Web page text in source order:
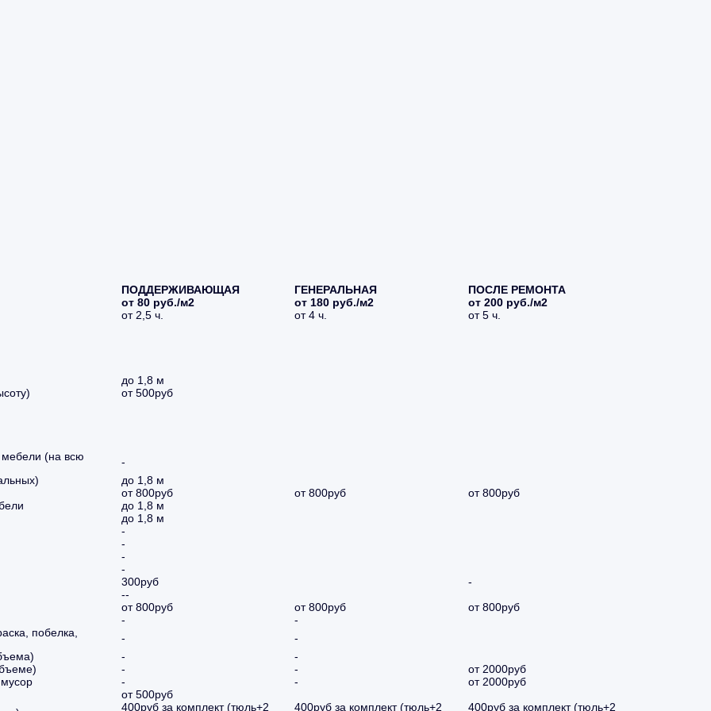
ПОДДЕРЖИВАЮЩАЯ ГЕНЕРАЛЬНАЯ
ПОСЛЕ РЕМОНТА
от 80 руб./м2 от 180 руб./м2
от 200 руб./м2
от 2,5 ч. от 4 ч.
от 5 ч.
до 1,8 м
от 500руб
мебели (на всю
-
до 1,8 м
от 800руб от 800руб
от 800руб
до 1,8 м
до 1,8 м
-
-
-
-
300руб
-
--
от 800руб от 800руб
от 800руб
-
-
побелка,
-
-
-
-
- -
от 2000руб
- -
от 2000руб
от 500руб
400руб за комплект (тюль+2 400руб за комплект (тюль+2 400руб за комплект (тюль+2